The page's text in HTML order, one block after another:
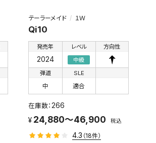
テーラーメイド １Ｗ
Qi10
発売年
2024
レベル
中級
方向性
弾道
中
SLE
適合
266
24,880～46,900 税込
4.3 （18件）